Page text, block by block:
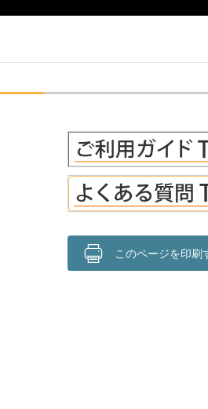
このページを印刷